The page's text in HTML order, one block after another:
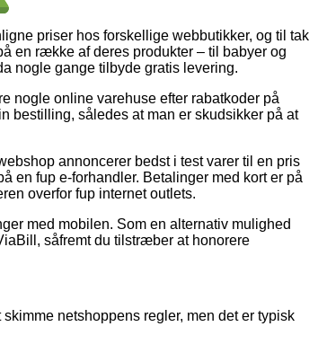
priser hos forskellige webbutikker, og til tak
en række af deres produkter – til babyer og
nogle gange tilbyde gratis levering.
nogle online varehuse efter rabatkoder på
bestilling, således at man er skudsikker på at
annoncerer bedst i test varer til en pris
en fup e-forhandler. Betalinger med kort er på
overfor fup internet outlets.
med mobilen. Som en alternativ mulighed
såfremt du tilstræber at honorere
netshoppens regler, men det er typisk